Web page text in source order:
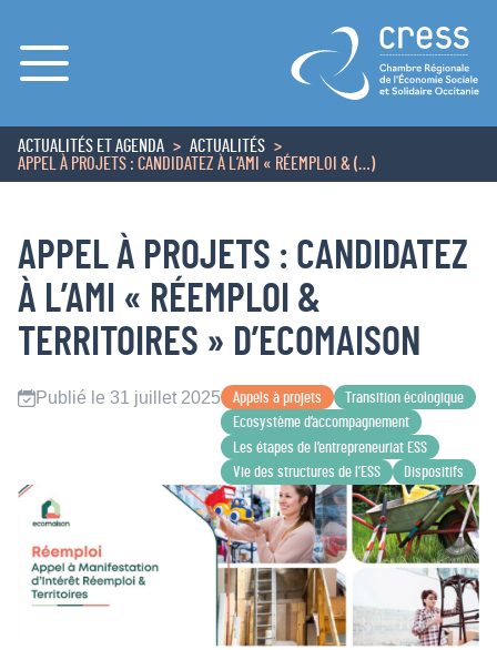
Menu
ACCUEIL
ACTUALITÉS ET AGENDA
ACTUALITÉS
APPEL À PROJETS : CANDIDATEZ À L’AMI « RÉEMPLOI & (…)
APPEL À PROJETS : CANDIDATEZ
À L’AMI « RÉEMPLOI &
TERRITOIRES » D’ECOMAISON
Publié le 31 juillet 2025 Appels à projets
Transition écologique
Ecosystème d’accompagnement
Les étapes de l’entrepreneuriat ESS
Vie des structures de l’ESS
Dispositifs